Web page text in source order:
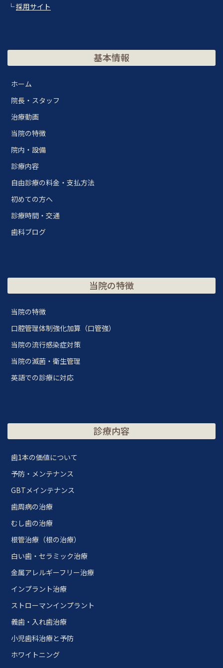
└採用サイト
基本情報
ホーム
院長・スタッフ
治療動画
当院の特徴
院内・設備
診療内容
自由診療の料金・支払方法
初めての方へ
診療時間・交通
歯科ブログ
当院の特徴
当院の特徴
口腔管理体制強化加算（口管強）
当院の流行感染症対策
当院の滅菌・衛生管理
英語での診療に対応
診療内容
歯1本の価値について
予防・メンテナンス
GBTメインテナンス
歯周病の治療
むし歯の治療
根管治療（根の治療）
白い歯・セラミック治療
金属アレルギーフリー治療
インプラント治療
ストローマンインプラント
義歯・入れ歯治療
小児歯科治療と予防
ホワイトニング